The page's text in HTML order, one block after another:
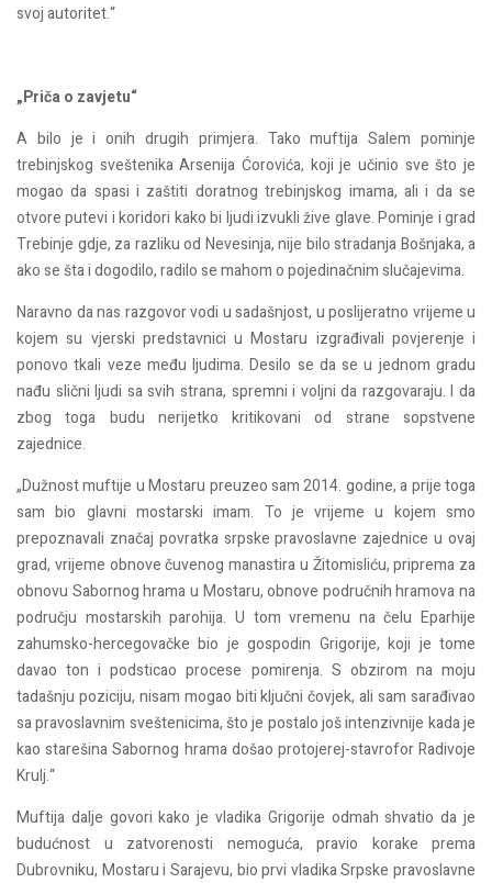
svoj autoritet.“
„Priča o zavjetu“
A bilo je i onih drugih primjera. Tako muftija Salem pominje
trebinjskog sveštenika Arsenija Ćorovića, koji je učinio sve što je
mogao da spasi i zaštiti doratnog trebinjskog imama, ali i da se
otvore putevi i koridori kako bi ljudi izvukli žive glave. Pominje i grad
Trebinje gdje, za razliku od Nevesinja, nije bilo stradanja Bošnjaka, a
ako se šta i dogodilo, radilo se mahom o pojedinačnim slučajevima.
Naravno da nas razgovor vodi u sadašnjost, u poslijeratno vrijeme u
kojem su vjerski predstavnici u Mostaru izgrađivali povjerenje i
ponovo tkali veze među ljudima. Desilo se da se u jednom gradu
nađu slični ljudi sa svih strana, spremni i voljni da razgovaraju. I da
zbog toga budu nerijetko kritikovani od strane sopstvene
zajednice.
„Dužnost muftije u Mostaru preuzeo sam 2014. godine, a prije toga
sam bio glavni mostarski imam. To je vrijeme u kojem smo
prepoznavali značaj povratka srpske pravoslavne zajednice u ovaj
grad, vrijeme obnove čuvenog manastira u Žitomisliću, priprema za
obnovu Sabornog hrama u Mostaru, obnove područnih hramova na
području mostarskih parohija. U tom vremenu na čelu Eparhije
zahumsko-hercegovačke bio je gospodin Grigorije, koji je tome
davao ton i podsticao procese pomirenja. S obzirom na moju
tadašnju poziciju, nisam mogao biti ključni čovjek, ali sam sarađivao
sa pravoslavnim sveštenicima, što je postalo još intenzivnije kada je
kao starešina Sabornog hrama došao protojerej-stavrofor Radivoje
Krulj.“
Muftija dalje govori kako je vladika Grigorije odmah shvatio da je
budućnost u zatvorenosti nemoguća, pravio korake prema
Dubrovniku, Mostaru i Sarajevu, bio prvi vladika Srpske pravoslavne